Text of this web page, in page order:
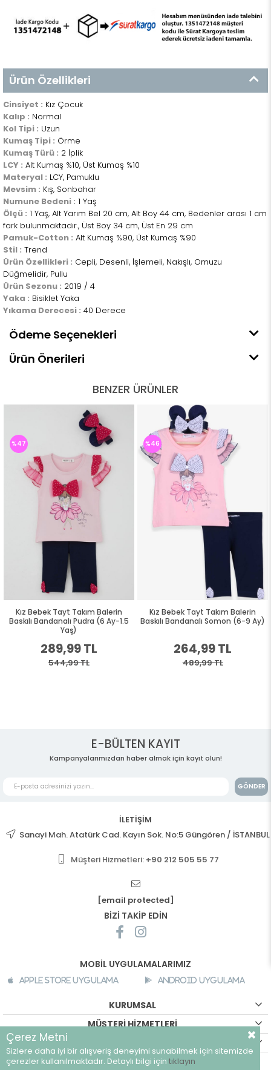
Ürün Özellikleri
Cinsiyet : Kız Çocuk
Kalıp : Normal
Kol Tipi : Uzun
Kumaş Tipi : Örme
Kumaş Türü : 2 İplik
LCY : Alt Kumaş %10, Üst Kumaş %10
Materyal : LCY, Pamuklu
Mevsim : Kış, Sonbahar
Numune Bedeni : 1 Yaş
Ölçü : 1 Yaş, Alt Yarım Bel 20 cm, Alt Boy 44 cm, Bedenler arası 1 cm
fark bulunmaktadır., Üst Boy 34 cm, Üst En 29 cm
Pamuk-Cotton : Alt Kumaş %90, Üst Kumaş %90
Stil : Trend
Ürün Özellikleri : Cepli, Desenli, İşlemeli, Nakışlı, Omuzu
Düğmelidir, Pullu
Ürün Sezonu : 2019 / 4
Yaka : Bisiklet Yaka
Yıkama Derecesi : 40 Derece
Ödeme Seçenekleri
Ürün Önerileri
BENZER ÜRÜNLER
Kız Bebek Tayt Takım Balerin
Baskılı Bandanalı Pudra (6 Ay-1.5
Yaş)
289,99 TL
544,99 TL
%47
Kız Bebek Tayt Takım Balerin
Baskılı Bandanalı Somon (6-9 Ay)
264,99 TL
489,99 TL
%46
E-BÜLTEN KAYIT
Kampanyalarımızdan haber almak için kayıt olun!
GÖNDER
İLETİŞİM
Sanayi Mah. Atatürk Cad. Kayın Sok. No:5 Güngören / İSTANBUL
Müşteri Hizmetleri: +90 212 505 55 77
[email protected]
BİZİ TAKİP EDİN
MOBİL UYGULAMALARIMIZ
Apple Store Uygulama Android Uygulama
KURUMSAL
MÜŞTERİ HİZMETLERİ
©breeze.com.tr - Tüm hakları saklıdır.
Çerez Metni
Sizlere daha iyi bir alışveriş deneyimi sunabilmek için sitemizde
çerezler kullanılmaktadır. Detaylı bilgi için tıklayın